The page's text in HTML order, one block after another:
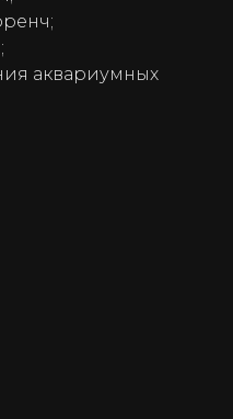
аквариумных